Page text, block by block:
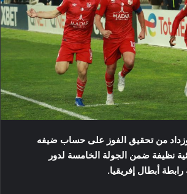
من تحقيق الفوز على حساب ضيفه
نظيفة ضمن الجولة الخامسة لدور
أبطال إفريقيا.